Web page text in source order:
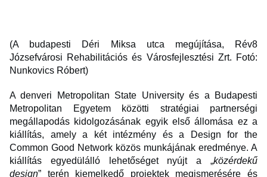
(A budapesti Déri Miksa utca megújítása, Rév8
Józsefvárosi Rehabilitációs és Városfejlesztési Zrt. Fotó:
Nunkovics Róbert)
A denveri Metropolitan State University és a Budapesti
Metropolitan Egyetem közötti stratégiai partnerségi
megállapodás kidolgozásának egyik első állomása ez a
kiállítás, amely a két intézmény és a Design for the
Common Good Network közös munkájának eredménye. A
kiállítás egyedülálló lehetőséget nyújt a „közérdekű
design” terén kiemelkedő projektek megismerésére és